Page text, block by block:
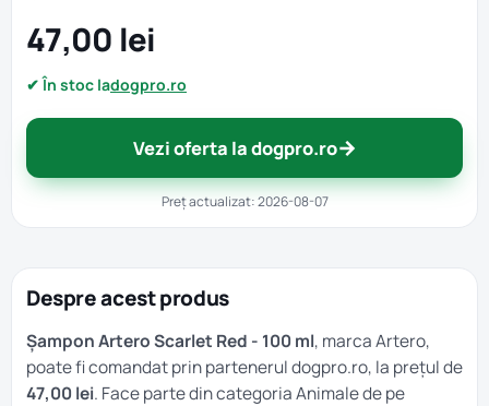
47,00 lei
✔ În stoc ladogpro.ro
Vezi oferta la dogpro.ro→
Preț actualizat: 2026-08-07
Despre acest produs
Șampon Artero Scarlet Red - 100 ml, marca Artero,
poate fi comandat prin partenerul dogpro.ro, la prețul de
47,00 lei. Face parte din categoriaAnimalede pe